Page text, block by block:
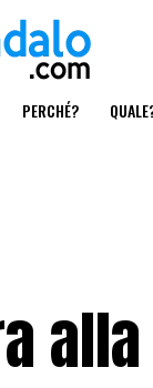
PERCHÉ?